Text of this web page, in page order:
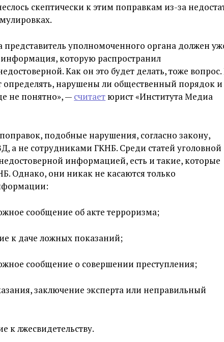
скептически к этим поправкам из-за
представитель уполномоченного органа должен
которую распространил
Как он это будет делать, тоже вопрос.
нарушены ли общественный порядок и
не понятно», — считает юрист «Института Медиа
подобные нарушения, согласно закону,
а не сотрудниками ГКНБ. Среди статей уголовной
информацией, есть и такие, которые
Однако, они никак не касаются только
сообщение об акте терроризма;
к даче ложных показаний;
сообщение о совершении преступления;
заключение эксперта или неправильный
к лжесвидетельству.